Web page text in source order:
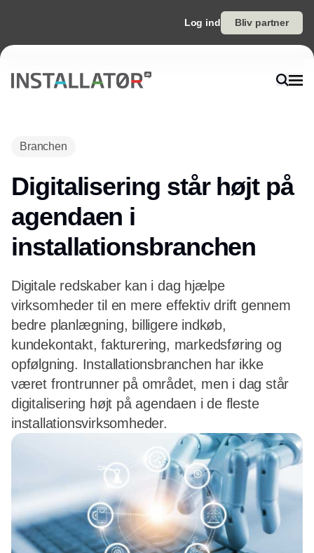
Log ind Bliv partner
Branchen
Digitalisering står højt på
agendaen i
installationsbranchen
Digitale redskaber kan i dag hjælpe
virksomheder til en mere effektiv drift gennem
bedre planlægning, billigere indkøb,
kundekontakt, fakturering, markedsføring og
opfølgning. Installationsbranchen har ikke
været frontrunner på området, men i dag står
digitalisering højt på agendaen i de fleste
installationsvirksomheder.